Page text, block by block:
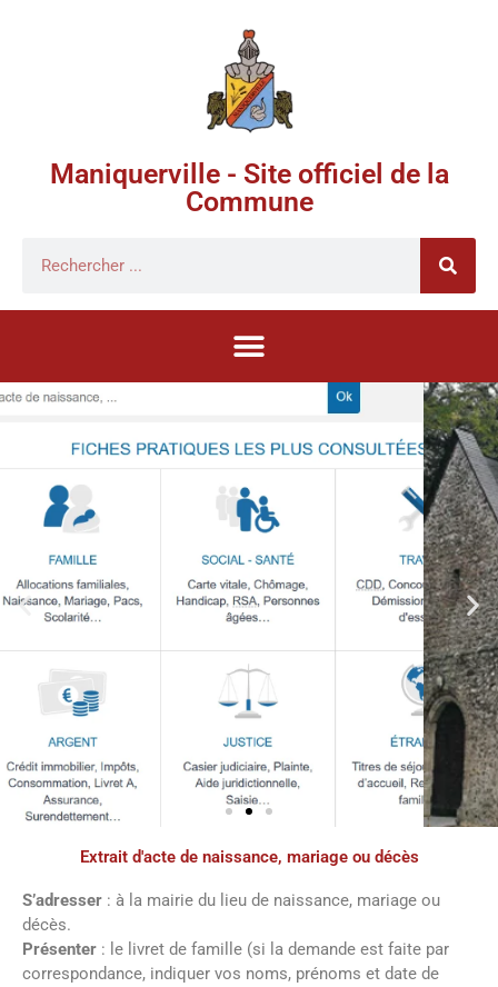
Maniquerville - Site officiel de la
Commune
Démarches
administratives
Faîtes vos démarches en ligne sur notre
site en cliquant sur le bouton ci-dessous
Extrait d'acte de naissance, mariage ou décès
S’adresser : à la mairie du lieu de naissance, mariage ou
décès.
Présenter : le livret de famille (si la demande est faite par
correspondance, indiquer vos noms, prénoms et date de